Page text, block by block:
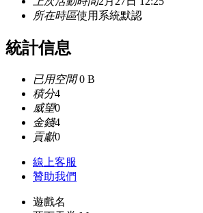
所在時區使用系統默認
統計信息
已用空間0 B
積分4
威望0
金錢4
貢獻0
線上客服
贊助我們
遊戲名